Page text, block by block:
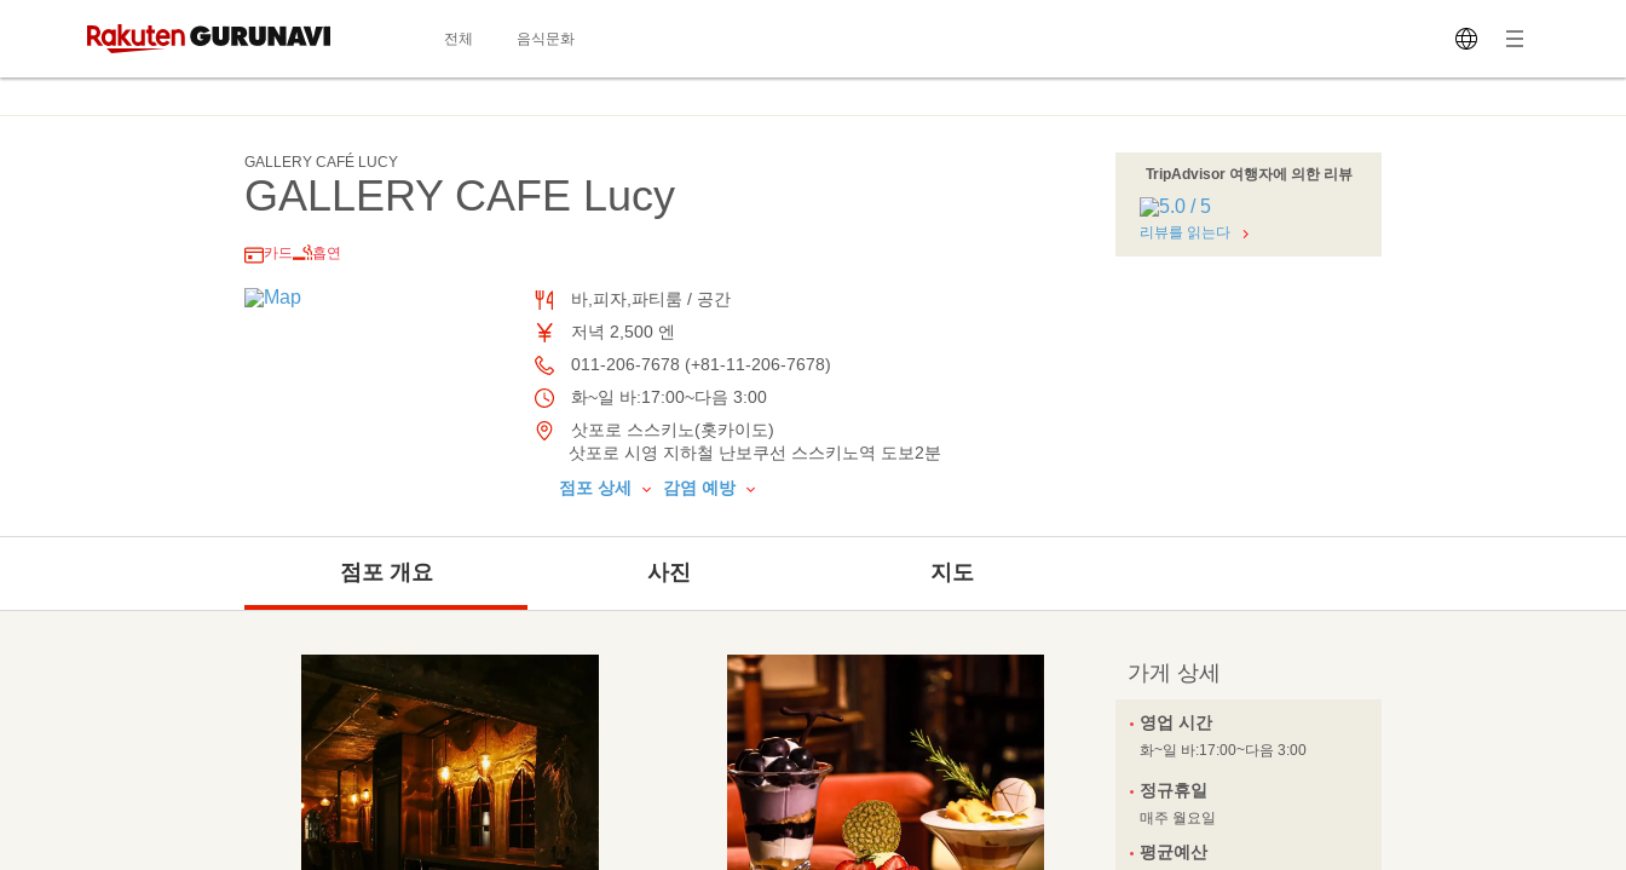
전체 음식문화
GALLERY CAFÉ LUCY
GALLERY CAFE Lucy
카드 흡연
바,피자,파티룸 / 공간
저녁 2,500 엔
011-206-7678 (+81-11-206-7678)
화~일 바:17:00~다음 3:00
삿포로 스스키노(홋카이도)
삿포로 시영 지하철 난보쿠선 스스키노역 도보2분
점포 상세
감염 예방
TripAdvisor 여행자에 의한 리뷰
리뷰를 읽는다
점포 개요 사진 지도
가게 상세
영업 시간
화~일 바:17:00~다음 3:00
정규휴일
매주 월요일
평균예산